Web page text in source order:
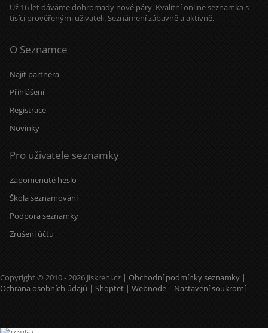
Už 16 let dáváme dohromady nové páry. Kvalitní online seznamka s
tisíci prověřenými uživateli. Seznámení zábavně a aktivně.
O Seznamce
Najít partnera
Přihlášení
Registrace
Novinky
Pro uživatele seznamky
Zapomenuté heslo
Škola seznamování
Podpora seznamky
Zrušení účtu
Copyright © 2010 - 2026 Jiskreni.cz | Obchodní podmínky seznamky |
Ochrana osobních údajů | Shoptet | Webnode | Nastavení soukromí